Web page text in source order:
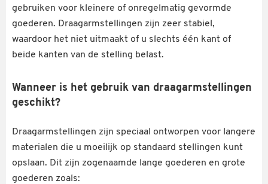
gebruiken voor kleinere of onregelmatig gevormde
goederen. Draagarmstellingen zijn zeer stabiel,
waardoor het niet uitmaakt of u slechts één kant of
beide kanten van de stelling belast.
Wanneer is het gebruik van draagarmstellingen
geschikt?
Draagarmstellingen zijn speciaal ontworpen voor langere
materialen die u moeilijk op standaard stellingen kunt
opslaan. Dit zijn zogenaamde lange goederen en grote
goederen zoals: